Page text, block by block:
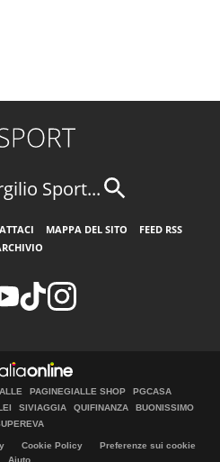
Sport...
MAPPA DEL SITO
FEED RSS
PAGINEGIALLE SHOP
PGCASA
SIVIAGGIA QUIFINANZA
BUONISSIMO
Cookie Policy
Preferenze sui cookie
Aiuto